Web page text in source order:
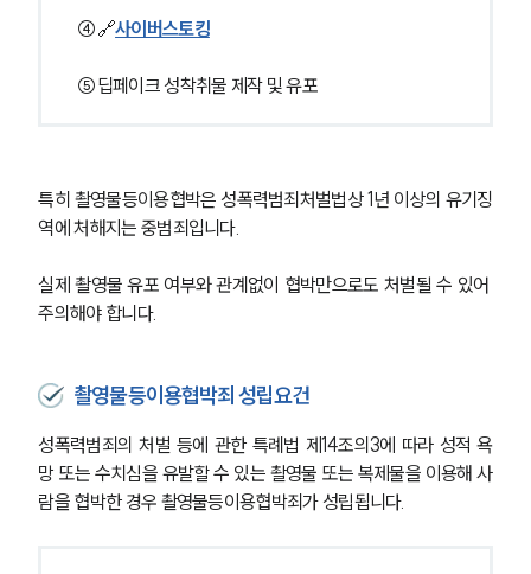
④🔗사이버스토킹
⑤딥페이크 성착취물 제작 및 유포
특히 촬영물등이용협박은 성폭력범죄처벌법상 1년 이상의 유기징
역에 처해지는 중범죄입니다.
실제 촬영물 유포 여부와 관계없이 협박만으로도 처벌될 수 있어
주의해야 합니다.
촬영물등이용협박죄 성립요건
성폭력범죄의 처벌 등에 관한 특례법 제14조의3에 따라 성적 욕
망 또는 수치심을 유발할 수 있는 촬영물 또는 복제물을 이용해 사
람을 협박한 경우 촬영물등이용협박죄가 성립됩니다.